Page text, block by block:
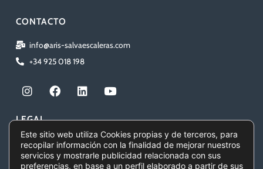
CONTACTO
info@aris-salvaescaleras.com
+34 925 018 198
I
n
t
a
g
r
a
F
a
e
o
o
k
L
i
k
e
d
i
n
Y
o
t
b
e
LEGAL
Aviso legal
Este sitio web utiliza Cookies propias y de terceros, para
recopilar información con la finalidad de mejorar nuestros
servicios y mostrarle publicidad relacionada con sus
preferencias, en base a un perfil elaborado a partir de sus